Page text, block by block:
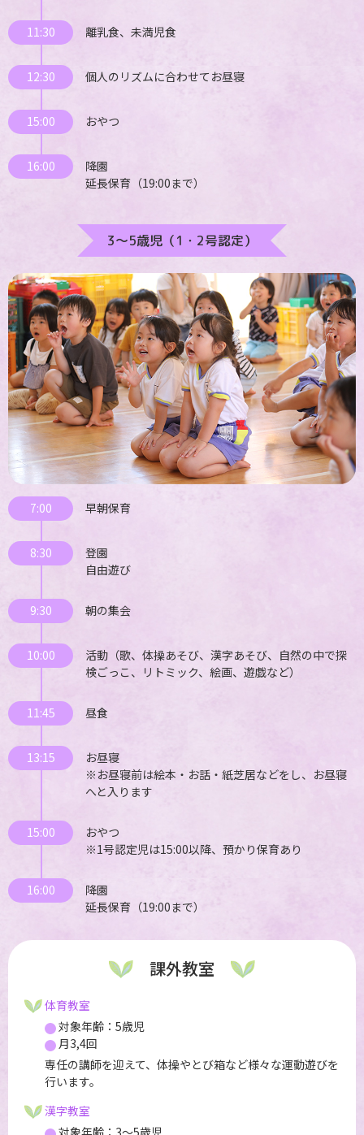
11:30 離乳食、未満児食
12:30 個人のリズムに合わせてお昼寝
15:00 おやつ
16:00
降園
延長保育（19:00まで）
3～5歳児（1・2号認定）
7:00 早朝保育
8:30
登園
自由遊び
9:30 朝の集会
10:00
活動（歌、体操あそび、漢字あそび、自然の中で探
検ごっこ、リトミック、絵画、遊戯など）
11:45 昼食
13:15
お昼寝
※お昼寝前は絵本・お話・紙芝居などをし、お昼寝
へと入ります
15:00
おやつ
※1号認定児は15:00以降、預かり保育あり
16:00
降園
延長保育（19:00まで）
課外教室
体育教室
対象年齢：5歳児
月3,4回
専任の講師を迎えて、体操やとび箱など様々な運動遊びを
行います。
漢字教室